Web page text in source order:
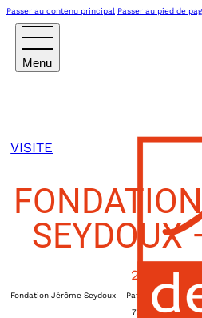
Passer au contenu principal Passer au pied de
VISITE
SEYDOUX
26 MARS
Fondation Jérôme Seydoux – Pathé | 15h00
73, avenue des